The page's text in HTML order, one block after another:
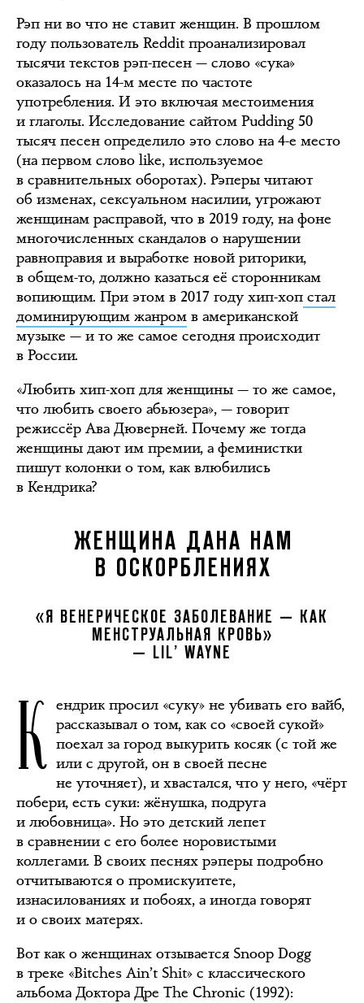
Рэп ни во что не ставит женщин. В прошлом
году пользователь Reddit проанализировал
тысячи текстов рэп-песен — слово «сука»
оказалось на 14-м месте по частоте
употребления. И это включая местоимения
и глаголы. Исследование сайтом Pudding 50
тысяч песен определило это слово на 4-е место
(на первом слово like, используемое
в сравнительных оборотах). Рэперы читают
об изменах, сексуальном насилии, угрожают
женщинам расправой, что в 2019 году, на фоне
многочисленных скандалов о нарушении
равноправия и выработке новой риторики,
в общем-то, должно казаться её сторонникам
вопиющим. При этом в 2017 году хип-хоп стал
доминирующим жанром в американской
музыке — и то же самое сегодня происходит
в России.
«Любить хип-хоп для женщины — то же самое,
что любить своего абьюзера», — говорит
режиссёр Ава Дюверней. Почему же тогда
женщины дают им премии, а феминистки
пишут колонки о том, как влюбились
в Кендрика?
ЖЕНЩИНА ДАНА НАМ
В ОСКОРБЛЕНИЯХ
«Я ВЕНЕРИЧЕСКОЕ ЗАБОЛЕВАНИЕ — КАК
МЕНСТРУАЛЬНАЯ КРОВЬ»
— LIL’ WAYNE
К ендрик просил «суку» не убивать его вайб,
рассказывал о том, как со «своей сукой»
поехал за город выкурить косяк (с той же
или с другой, он в своей песне
не уточняет), и хвастался, что у него, «чёрт
побери, есть суки: жёнушка, подруга
и любовница». Но это детский лепет
в сравнении с его более норовистыми
коллегами. В своих песнях рэперы подробно
отчитываются о промискуитете,
изнасилованиях и побоях, а иногда говорят
и о своих матерях.
Вот как о женщинах отзывается Snoop Dogg
в треке «Bitches Ain’t Shit» с классического
альбома Доктора Дре The Chronic (1992):